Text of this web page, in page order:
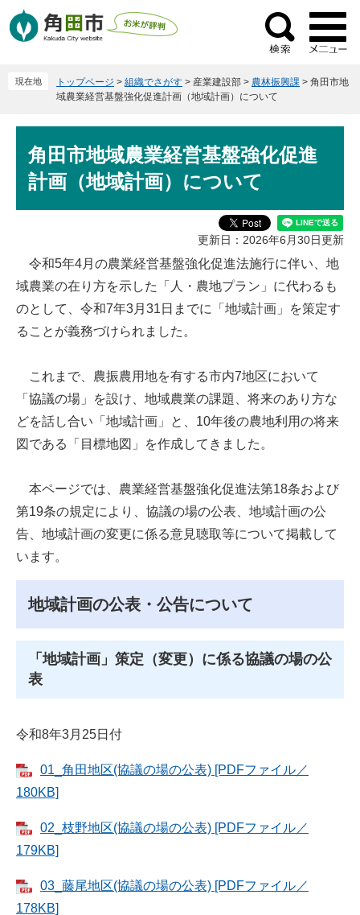
ー
ニ
検
索
現在地 トップページ > 組織でさがす > 産業建設部 > 農林振興課 > 角田市地
域農業経営基盤強化促進計画（地域計画）について
文角田市地域農業経営基盤強化促進
計画（地域計画）について
更新日：2026年6月30日更新
令和5年4月の農業経営基盤強化促進法施行に伴い、地
域農業の在り方を示した「人・農地プラン」に代わるも
のとして、令和7年3月31日までに「地域計画」を策定す
ることが義務づけられました。
これまで、農振農用地を有する市内7地区において
「協議の場」を設け、地域農業の課題、将来のあり方な
どを話し合い「地域計画」と、10年後の農地利用の将来
図である「目標地図」を作成してきました。
本ページでは、農業経営基盤強化促進法第18条および
第19条の規定により、協議の場の公表、地域計画の公
告、地域計画の変更に係る意見聴取等について掲載して
います。
地域計画の公表・公告について
「地域計画」策定（変更）に係る協議の場の公
表
令和8年3月25日付
01_角田地区(協議の場の公表) [PDFファイル／
180KB]
02_枝野地区(協議の場の公表) [PDFファイル／
179KB]
03_藤尾地区(協議の場の公表) [PDFファイル／
178KB]